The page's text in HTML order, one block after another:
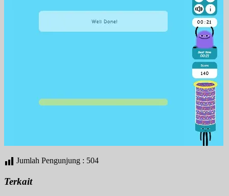
Jumlah Pengunjung : 504
Terkait